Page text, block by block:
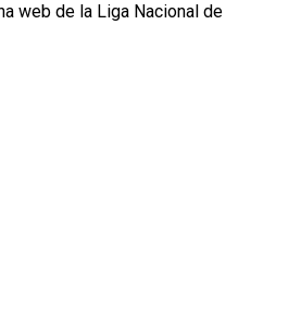
web de la Liga Nacional de